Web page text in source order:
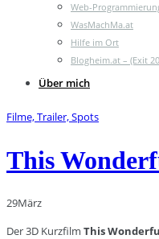
Web-
WasMachMa.at
Hilfe im Ort
Blogheim.at – (Exit
Über mich
Filme, Trailer, Spots
This
29März
Der 3D Kurzfilm This